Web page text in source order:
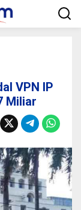
VPN IP
Miliar